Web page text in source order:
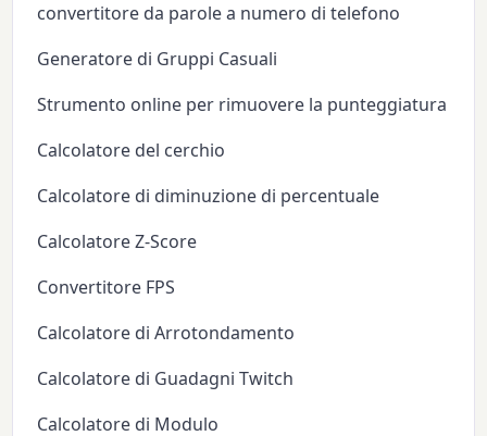
convertitore da parole a numero di telefono
Generatore di Gruppi Casuali
Strumento online per rimuovere la punteggiatura
Calcolatore del cerchio
Calcolatore di diminuzione di percentuale
Calcolatore Z-Score
Convertitore FPS
Calcolatore di Arrotondamento
Calcolatore di Guadagni Twitch
Calcolatore di Modulo